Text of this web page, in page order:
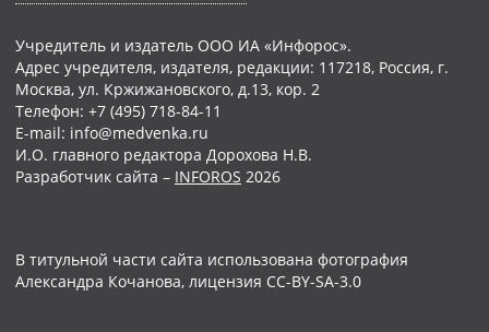
Учредитель и издатель ООО ИА «Инфорос».
Адрес учредителя, издателя, редакции: 117218, Россия, г.
Москва, ул. Кржижановского, д.13, кор. 2
Телефон: +7 (495) 718-84-11
E-mail: info@medvenka.ru
И.О. главного редактора Дорохова Н.В.
Разработчик сайта – INFOROS 2026
В титульной части сайта использована фотография
Александра Кочанова, лицензия CC-BY-SA-3.0